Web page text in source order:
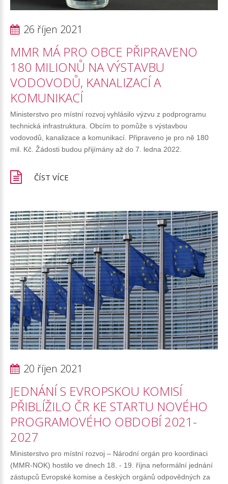
26 říjen 2021
MMR MÁ PRO OBCE PŘIPRAVENO
180 MILIONŮ NAVÝSTAVBU
VODOVODŮ, KANALIZACÍ A
KOMUNIKACÍ
Ministerstvo pro místní rozvoj vyhlásilo výzvu z podprogramu
technická infrastruktura. Obcím to pomůže s výstavbou
vodovodů, kanalizace a komunikací. Připraveno je pro ně 180
mil. Kč. Žádosti budou přijímány až do 7. ledna 2022.
ČÍST VÍCE
20 říjen 2021
JEDNÁNÍ S EVROPSKOU KOMISÍ
PŘIBLÍŽILO ČR KE STARTU NOVÉHO
PROGRAMOVÉHO OBDOBÍ 2021-
2027
Ministerstvo pro místní rozvoj – Národní orgán pro koordinaci
(MMR-NOK) hostilo ve dnech 18. - 19. října neformální jednání
zástupců Evropské komise a českých orgánů odpovědných za